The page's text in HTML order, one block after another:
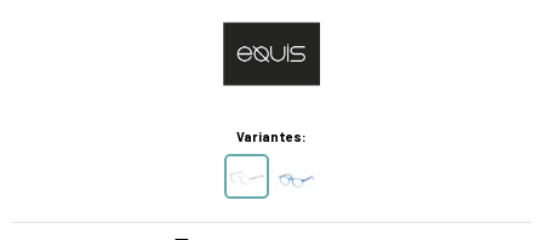
Variantes: